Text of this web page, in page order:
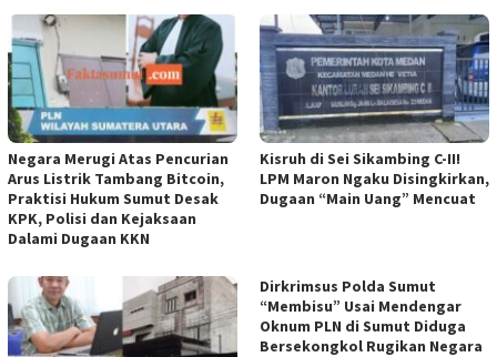
Negara Merugi Atas Pencurian
Arus Listrik Tambang Bitcoin,
Praktisi Hukum Sumut Desak
KPK, Polisi dan Kejaksaan
Dalami Dugaan KKN
Kisruh di Sei Sikambing C-II!
LPM Maron Ngaku Disingkirkan,
Dugaan “Main Uang” Mencuat
Dirkrimsus Polda Sumut
“Membisu” Usai Mendengar
Oknum PLN di Sumut Diduga
Bersekongkol Rugikan Negara